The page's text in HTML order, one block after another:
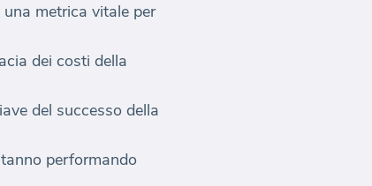
metrica vitale per
dei costi della
del successo della
performando